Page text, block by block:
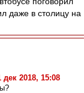
даже в столицу на
2018, 15:08